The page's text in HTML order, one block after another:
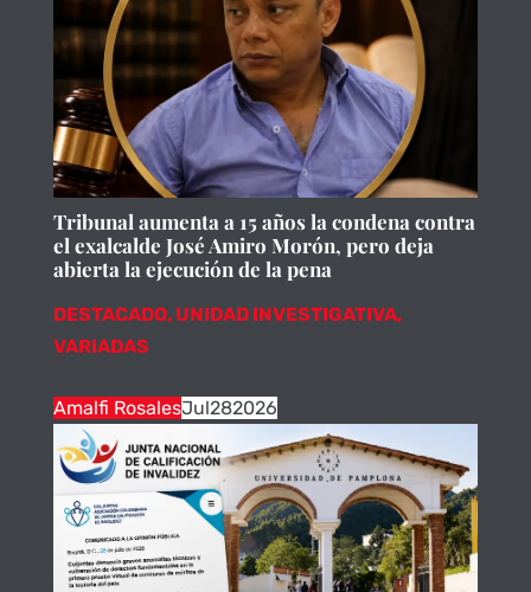
Tribunal aumenta a 15 años la condena contra
el exalcalde José Amiro Morón, pero deja
abierta la ejecución de la pena
DESTACADO, UNIDAD INVESTIGATIVA,
VARIADAS
Amalfi RosalesJul282026